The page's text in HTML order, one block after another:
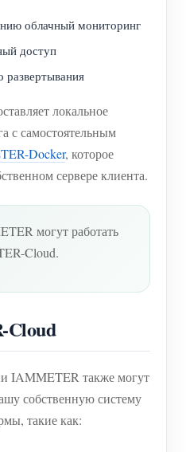
облачный мониторинг
доступ
развертывания
локальное
с самостоятельным
Docker, которое
сервере клиента.
могут работать
Cloud.
Cloud
IAMMETER также могут
собственную систему
такие как: